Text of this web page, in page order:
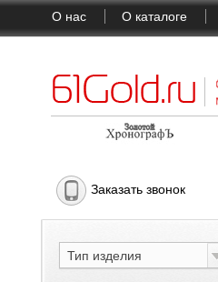
О нас О каталоге
Заказать звонок
Тип изделия